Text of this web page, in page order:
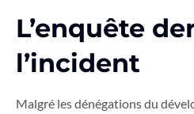
L’enquête
l’incident
Malgré les dénégations du